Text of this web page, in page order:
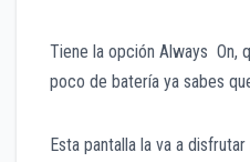
Tiene la opción Always On,
poco de batería ya sabes
Esta pantalla la va a